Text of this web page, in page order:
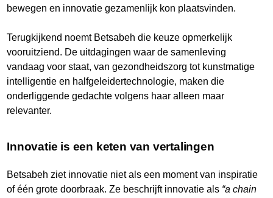
bewegen en innovatie gezamenlijk kon plaatsvinden.
Terugkijkend noemt Betsabeh die keuze opmerkelijk
vooruitziend. De uitdagingen waar de samenleving
vandaag voor staat, van gezondheidszorg tot kunstmatige
intelligentie en halfgeleidertechnologie, maken die
onderliggende gedachte volgens haar alleen maar
relevanter.
Innovatie is een keten van vertalingen
Betsabeh ziet innovatie niet als een moment van inspiratie
of één grote doorbraak. Ze beschrijft innovatie als “a chain